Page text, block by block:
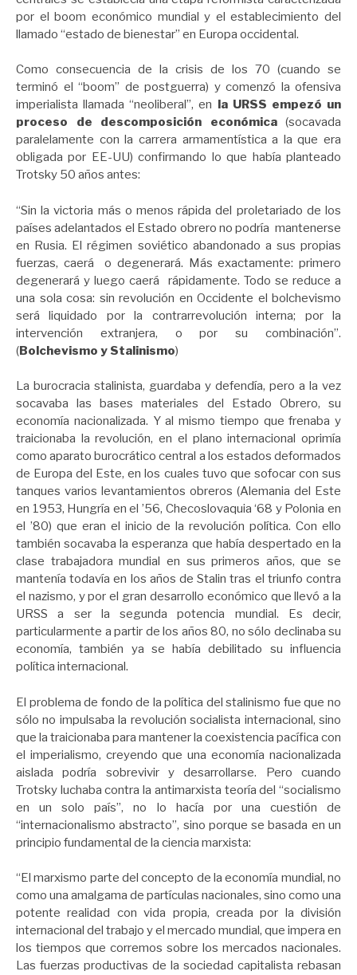
por el boom económico mundial y el establecimiento del
llamado “estado de bienestar” en Europa occidental.
Como consecuencia de la crisis de los 70 (cuando se
terminó el “boom” de postguerra) y comenzó la ofensiva
imperialista llamada “neoliberal”, en la URSS empezó un
proceso de descomposición económica (socavada
paralelamente con la carrera armamentística a la que era
obligada por EE-UU) confirmando lo que había planteado
Trotsky 50 años antes:
“Sin la victoria más o menos rápida del proletariado de los
países adelantados el Estado obrero no podría mantenerse
en Rusia. El régimen soviético abandonado a sus propias
fuerzas, caerá o degenerará. Más exactamente: primero
degenerará y luego caerá rápidamente. Todo se reduce a
una sola cosa: sin revolución en Occidente el bolchevismo
será liquidado por la contrarrevolución interna; por la
intervención extranjera, o por su combinación”.
(Bolchevismo y Stalinismo)
La burocracia stalinista, guardaba y defendía, pero a la vez
socavaba las bases materiales del Estado Obrero, su
economía nacionalizada. Y al mismo tiempo que frenaba y
traicionaba la revolución, en el plano internacional oprimía
como aparato burocrático central a los estados deformados
de Europa del Este, en los cuales tuvo que sofocar con sus
tanques varios levantamientos obreros (Alemania del Este
en 1953, Hungría en el ’56, Checoslovaquia ‘68 y Polonia en
el ’80) que eran el inicio de la revolución política. Con ello
también socavaba la esperanza que había despertado en la
clase trabajadora mundial en sus primeros años, que se
mantenía todavía en los años de Stalin tras el triunfo contra
el nazismo, y por el gran desarrollo económico que llevó a la
URSS a ser la segunda potencia mundial. Es decir,
particularmente a partir de los años 80, no sólo declinaba su
economía, también ya se había debilitado su influencia
política internacional.
El problema de fondo de la política del stalinismo fue que no
sólo no impulsaba la revolución socialista internacional, sino
que la traicionaba para mantener la coexistencia pacífica con
el imperialismo, creyendo que una economía nacionalizada
aislada podría sobrevivir y desarrollarse. Pero cuando
Trotsky luchaba contra la antimarxista teoría del “socialismo
en un solo país”, no lo hacía por una cuestión de
“internacionalismo abstracto”, sino porque se basada en un
principio fundamental de la ciencia marxista:
“El marxismo parte del concepto de la economía mundial, no
como una amalgama de partículas nacionales, sino como una
potente realidad con vida propia, creada por la división
internacional del trabajo y el mercado mundial, que impera en
los tiempos que corremos sobre los mercados nacionales.
Las fuerzas productivas de la sociedad capitalista rebasan